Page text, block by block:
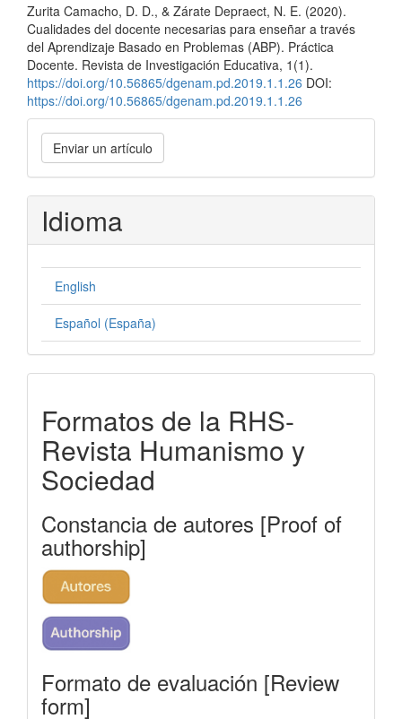
Zurita Camacho, D. D., & Zárate Depraect, N. E. (2020).
Cualidades del docente necesarias para enseñar a través
del Aprendizaje Basado en Problemas (ABP). Práctica
Docente. Revista de Investigación Educativa, 1(1).
https://doi.org/10.56865/dgenam.pd.2019.1.1.26 DOI:
https://doi.org/10.56865/dgenam.pd.2019.1.1.26
Enviar
un
artículo
Enviar un artículo
Idioma
English
Español (España)
rhs
Formatos de la RHS-
Revista Humanismo y
Sociedad
Constancia de autores [Proof of
authorship]
Formato de evaluación [Review
form]